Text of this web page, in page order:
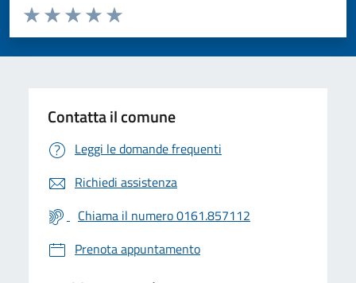
Valuta da 1 a 5 stelle la pagina
Valuta 5 stelle su 5
Valuta 4 stelle su 5
Valuta 3 stelle su 5
Valuta 2 stelle su 5
Valuta 1 stelle su 5
Contatta il comune
Leggi le domande frequenti
Richiedi assistenza
Chiama il numero 0161.857112
Prenota appuntamento